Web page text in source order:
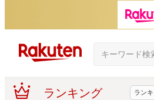
ランキング ラン